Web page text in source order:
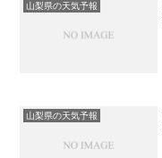
山梨県の天気予報
山梨県の天気予報